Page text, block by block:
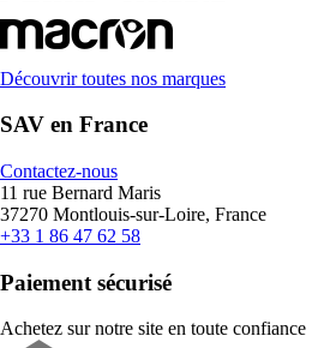
Découvrir toutes nos marques
SAV en France
Contactez-nous
11 rue Bernard Maris
37270 Montlouis-sur-Loire, France
+33 1 86 47 62 58
Paiement sécurisé
Achetez sur notre site en toute confiance